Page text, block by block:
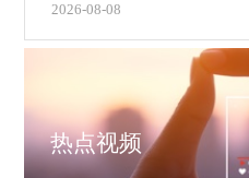
2026-08-08
热点视频